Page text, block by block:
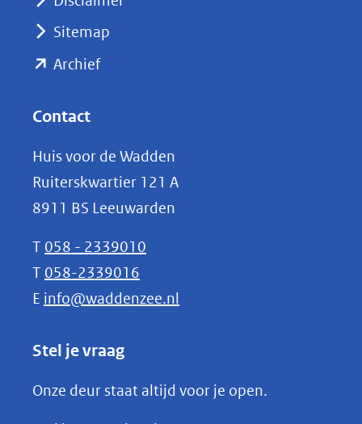
naar
Sitemap
Archief(opent
(verwijst
naar
een
andere
website)
Contact
Huis voor de Wadden
Ruiterskwartier 121 A
8911 BS Leeuwarden
T 058 - 2339010
T 058-2339016
E info@waddenzee.nl
Stel je vraag
Onze deur staat altijd voor je open.